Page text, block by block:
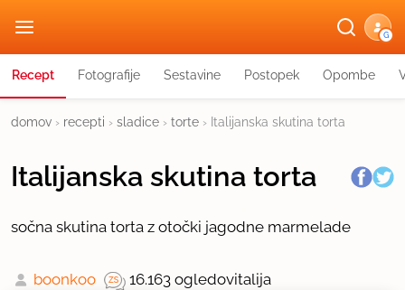
G
Recept Fotografije Sestavine Postopek Opombe
domov › recepti › sladice › torte › Italijanska skutina torta
Italijanska skutina torta
sočna skutina torta z otočki jagodne marmelade
boonkoo 16.163 ogledovitalija